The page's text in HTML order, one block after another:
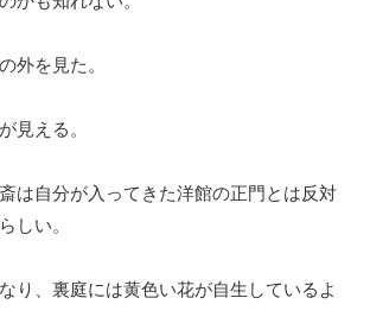
外を見た。
見える。
は自分が入ってきた洋館の正門とは反対
しい。
り、裏庭には黄色い花が自生しているよ